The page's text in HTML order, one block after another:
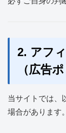
2. アフ
（広告
当サイトでは、
場合があります。